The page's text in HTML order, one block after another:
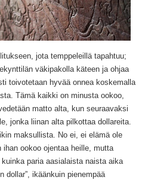
jota temppeleillä tapahtuu;
väkipakolla käteen ja ohjaa
toivotetaan hyvää onnea koskemalla
Tämä kaikki on minusta ookoo,
matto alta, kun seuraavaksi
jonka liinan alta pilkottaa dollareita.
maksullista. No ei, ei elämä ole
ookoo ojentaa heille, mutta
paria aasialaista naista aika
dollar”, ikäänkuin pienempää